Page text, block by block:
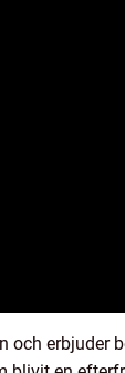
erbjuder